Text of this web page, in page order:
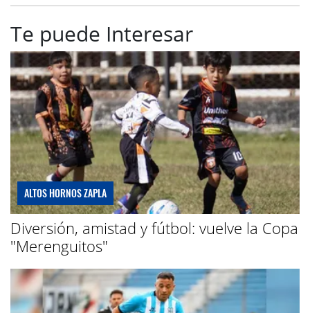
Te puede Interesar
ALTOS HORNOS ZAPLA
Diversión, amistad y fútbol: vuelve la Copa
"Merenguitos"